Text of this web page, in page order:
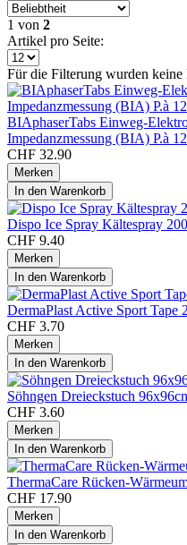
1 von 2
Artikel pro Seite:
Für die Filterung wurden keine
BIAphaserTabs Einweg-
Impedanzmessung (BIA) P.à
CHF 32.90
Merken
In den Warenkorb
Dispo Ice Spray Kältespray
CHF 9.40
Merken
In den Warenkorb
DermaPlast Active Sport Tape
CHF 3.70
Merken
In den Warenkorb
Söhngen Dreieckstuch
CHF 3.60
Merken
In den Warenkorb
ThermaCare Rücken-
CHF 17.90
Merken
In den Warenkorb